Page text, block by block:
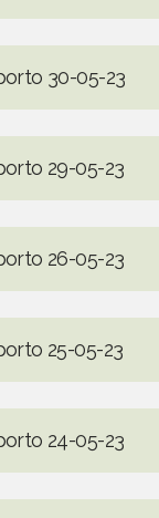
30-05-23
29-05-23
26-05-23
25-05-23
24-05-23